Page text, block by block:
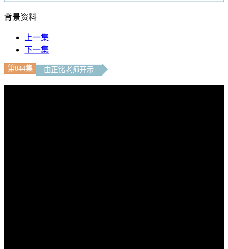
背景资料
上一集
下一集
第044集 由正铭老师开示